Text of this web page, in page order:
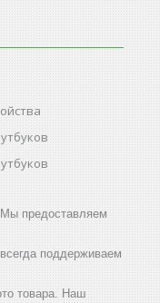
предоставляем
поддерживаем
товара. Наш